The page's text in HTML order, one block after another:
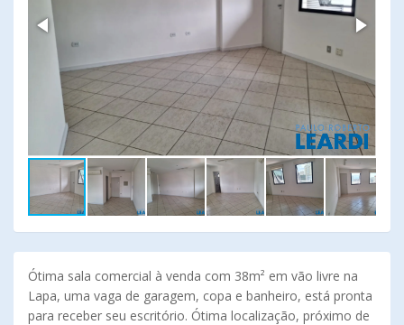
Ótima sala comercial à venda com 38m² em vão livre na
Lapa, uma vaga de garagem, copa e banheiro, está pronta
para receber seu escritório. Ótima localização, próximo de